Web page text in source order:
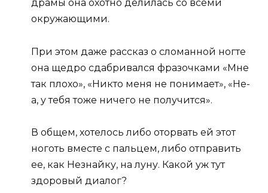
драмы она охотно делилась со всеми
окружающими.
При этом даже рассказ о сломанной ногте
она щедро сдабривался фразочками «Мне
так плохо», «Никто меня не понимает», «Не-
а, у тебя тоже ничего не получится».
В общем, хотелось либо оторвать ей этот
ноготь вместе с пальцем, либо отправить
ее, как Незнайку, на луну. Какой уж тут
здоровый диалог?